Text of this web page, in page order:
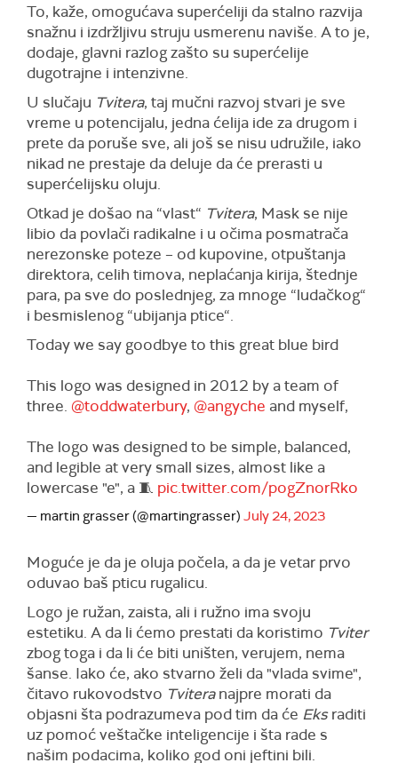
To, kaže, omogućava superćeliji da stalno razvija
snažnu i izdržljivu struju usmerenu naviše. A to je,
dodaje, glavni razlog zašto su superćelije
dugotrajne i intenzivne.
U slučaju Tvitera, taj mučni razvoj stvari je sve
vreme u potencijalu, jedna ćelija ide za drugom i
prete da poruše sve, ali još se nisu udružile, iako
nikad ne prestaje da deluje da će prerasti u
superćelijsku oluju.
Otkad je došao na “vlast“ Tvitera, Mask se nije
libio da povlači radikalne i u očima posmatrača
nerezonske poteze – od kupovine, otpuštanja
direktora, celih timova, neplaćanja kirija, štednje
para, pa sve do poslednjeg, za mnoge “ludačkog“
i besmislenog “ubijanja ptice“.
Today we say goodbye to this great blue bird
This logo was designed in 2012 by a team of
three. @toddwaterbury, @angyche and myself,
The logo was designed to be simple, balanced,
and legible at very small sizes, almost like a
lowercase "e", a 🧵 pic.twitter.com/pogZnorRko
— martin grasser (@martingrasser) July 24, 2023
Moguće je da je oluja počela, a da je vetar prvo
oduvao baš pticu rugalicu.
Logo je ružan, zaista, ali i ružno ima svoju
estetiku. A da li ćemo prestati da koristimo Tviter
zbog toga i da li će biti uništen, verujem, nema
šanse. Iako će, ako stvarno želi da "vlada svime",
čitavo rukovodstvo Tviteranajpre morati da
objasni šta podrazumeva pod tim da će Eksraditi
uz pomoć veštačke inteligencije i šta rade s
našim podacima, koliko god oni jeftini bili.